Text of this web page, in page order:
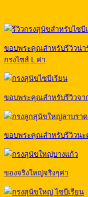
ขอบพระคุณสำหรับรีวิวน่
กรงไซส์ L ค่า
ขอบพระคุณสำหรับรีวิวจา
ขอบพระคุณสำหรับรีวิวนะ
ของจริงใหญ่จริงๆค่า